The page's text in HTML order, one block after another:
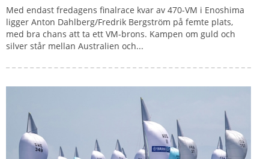
Med endast fredagens finalrace kvar av 470-VM i Enoshima
ligger Anton Dahlberg/Fredrik Bergström på femte plats,
med bra chans att ta ett VM-brons. Kampen om guld och
silver står mellan Australien och...